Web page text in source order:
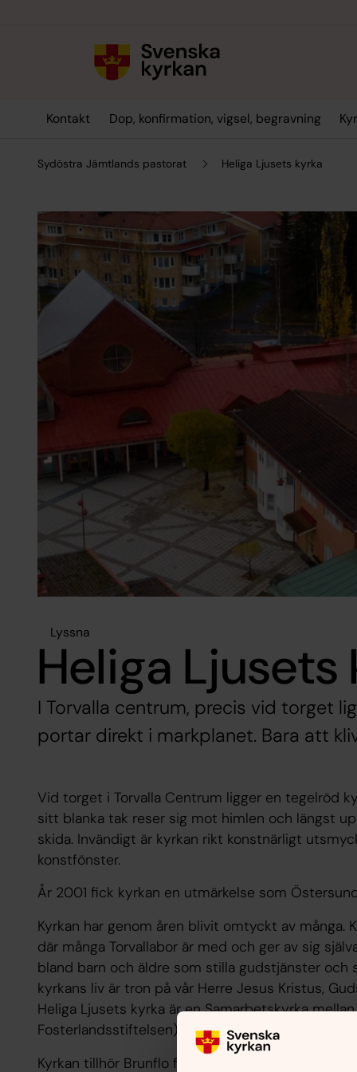
Kontakt Dop, konfirmation, vigsel, begravning
Sydöstra Jämtlands pastorat Heliga Ljusets kyrka
Lyssna
Heliga Ljusets
I Torvalla centrum, precis vid torget
portar direkt i markplanet. Bara att
Vid torget i Torvalla Centrum ligger en tegelröd
sitt blanka tak reser sig mot himlen och längst
skida. Invändigt är kyrkan rikt konstnärligt
konstfönster.
År 2001 fick kyrkan en utmärkelse som
Kyrkan har genom åren blivit omtyckt av många.
där många Torvallabor är med och ger av sig
bland barn och äldre som stilla gudstjänster och
kyrkans liv är tron på vår Herre Jesus Kristus,
Heliga Ljusets kyrka är en Samarbetskyrka
Fosterlandsstiftelsen).
Kyrkan tillhör Brunflo församling.